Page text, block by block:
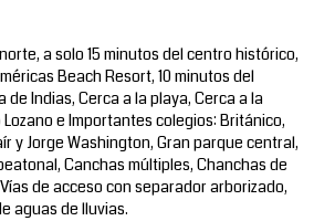
norte, a solo 15 minutos del centro histórico,
Beach Resort, 10 minutos del
Indias, Cerca a la playa, Cerca a la
e Importantes colegios: Británico,
y Jorge Washington, Gran parque central,
Canchas múltiples, Chanchas de
de acceso con separador arborizado,
aguas de lluvias.